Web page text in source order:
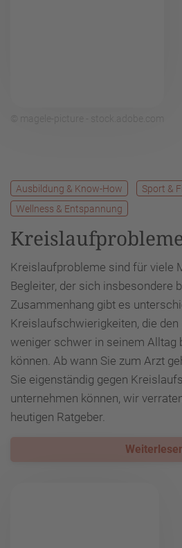
Ausbildung & Know-How
Sport &
Wellness & Entspannung
Kreislaufprobleme sind für viele
Begleiter, der sich insbesondere
Zusammenhang gibt es
Kreislaufschwierigkeiten, die
weniger schwer in seinem Alltag
können. Ab wann Sie zum Arzt
Sie eigenständig gegen
unternehmen können, wir
heutigen Ratgeber.